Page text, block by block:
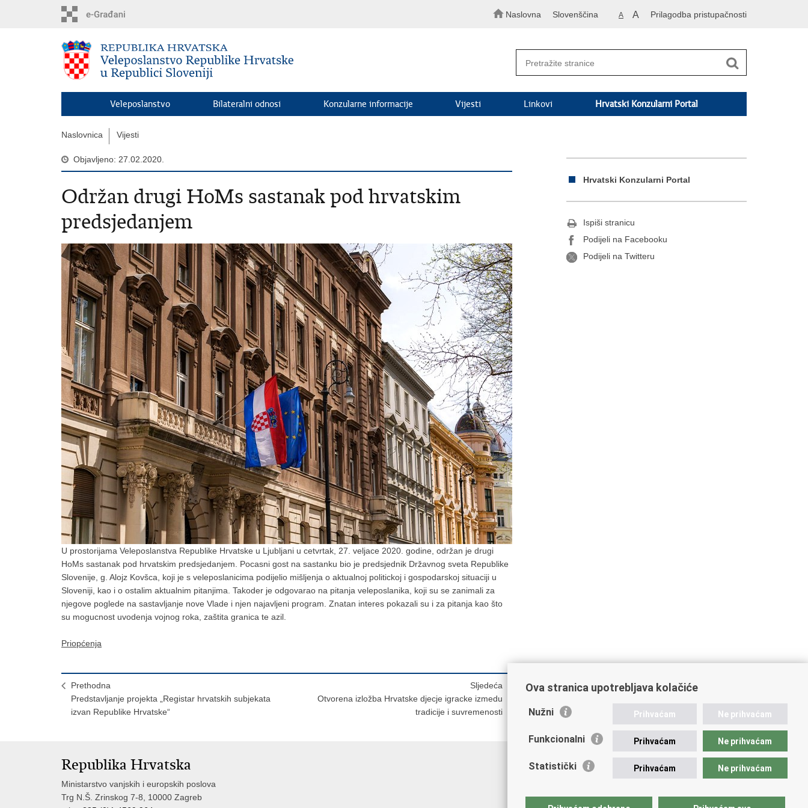
Naslovna Slovenščina A A Prilagodba pristupačnosti
Veleposlanstvo Bilateralni odnosi Konzularne informacije Vijesti Linkovi Hrvatski Konzularni Portal
Naslovnica Vijesti
Objavljeno: 27.02.2020.
Održan drugi HoMs sastanak pod hrvatskim
predsjedanjem
U prostorijama Veleposlanstva Republike Hrvatske u Ljubljani u cetvrtak, 27. veljace 2020. godine, održan je drugi
HoMs sastanak pod hrvatskim predsjedanjem. Pocasni gost na sastanku bio je predsjednik Državnog sveta Republike
Slovenije, g. Alojz Kovšca, koji je s veleposlanicima podijelio mišljenja o aktualnoj politickoj i gospodarskoj situaciji u
Sloveniji, kao i o ostalim aktualnim pitanjima. Takoder je odgovarao na pitanja veleposlanika, koji su se zanimali za
njegove poglede na sastavljanje nove Vlade i njen najavljeni program. Znatan interes pokazali su i za pitanja kao što
su mogucnost uvodenja vojnog roka, zaštita granica te azil.
Priopćenja
Prethodna
Predstavljanje projekta „Registar hrvatskih subjekata
izvan Republike Hrvatske“
Sljedeća
Otvorena izložba Hrvatske djecje igracke izmedu
tradicije i suvremenosti
Hrvatski Konzularni Portal
Ispiši stranicu
Podijeli na Facebooku
Podijeli na Twitteru
Republika Hrvatska
Ministarstvo vanjskih i europskih poslova
Trg N.Š. Zrinskog 7-8, 10000 Zagreb
Ova stranica upotrebljava kolačiće
Nužni Prihvaćam Ne prihvaćam
Funkcionalni Prihvaćam Ne prihvaćam
Statistički Prihvaćam Ne prihvaćam